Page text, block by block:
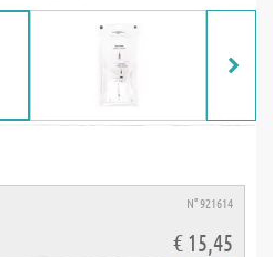
N° 921614
€ 15,45